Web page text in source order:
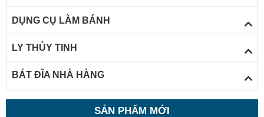
DỤNG CỤ LÀM BÁNH
LY THỦY TINH
BÁT ĐĨA NHÀ HÀNG
SẢN PHẨM MỚI